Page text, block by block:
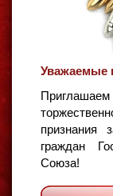
Уважаемые
признания
граждан
Союза!